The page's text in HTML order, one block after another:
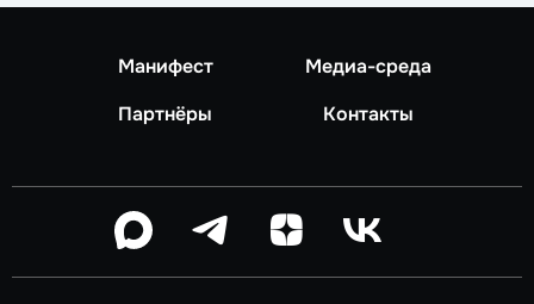
Манифест
Медиа-среда
Партнёры
Контакты